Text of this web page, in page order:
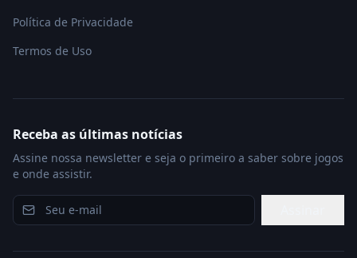
Política de Privacidade
Termos de Uso
Receba as últimas notícias
Assine nossa newsletter e seja o primeiro a saber sobre jogos
e onde assistir.